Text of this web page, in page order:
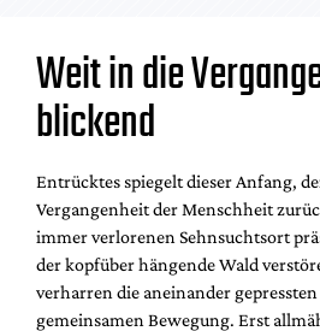
Weit in die
blickend
Entrücktes spiegelt dieser Anfang,
Vergangenheit der Menschheit
immer verlorenen Sehnsuchtsort
der kopfüber hängende Wald
verharren die aneinander
gemeinsamen Bewegung. Erst